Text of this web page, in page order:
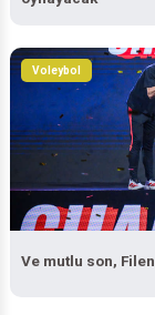
Voleybol
Ve mutlu son,